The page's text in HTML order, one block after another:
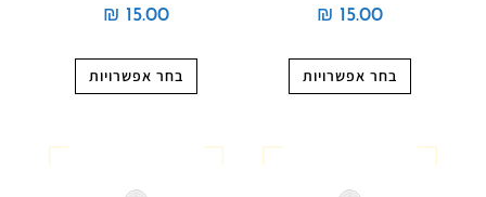
₪ 15.00
בחר אפשרויות
₪ 15.00
בחר אפשרויות